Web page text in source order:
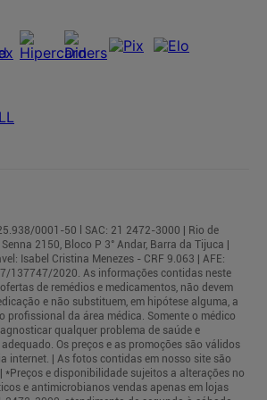
0001-50 l SAC: 21 2472-3000 | Rio de
2150, Bloco P 3° Andar, Barra da Tijuca |
Isabel Cristina Menezes - CRF 9.063 | AFE:
137747/2020. As informações contidas neste
de remédios e medicamentos, não devem
e não substituem, em hipótese alguma, a
profissional da área médica. Somente o médico
qualquer problema de saúde e
Os preços e as promoções são válidos
internet. | As fotos contidas em nosso site são
*Preços e disponibilidade sujeitos a alterações no
e antimicrobianos vendas apenas em lojas